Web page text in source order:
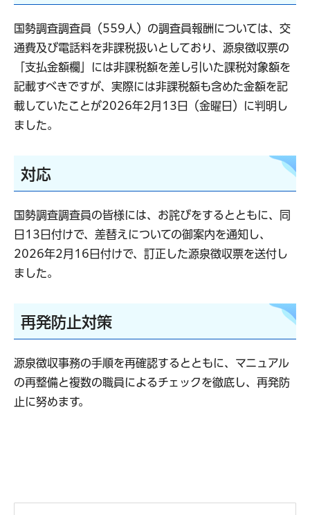
国勢調査調査員（559人）の調査員報酬については、交
通費及び電話料を非課税扱いとしており、源泉徴収票の
「支払金額欄」には非課税額を差し引いた課税対象額を
記載すべきですが、実際には非課税額も含めた金額を記
載していたことが2026年2月13日（金曜日）に判明し
ました。
対応
国勢調査調査員の皆様には、お詫びをするとともに、同
日13日付けで、差替えについての御案内を通知し、
2026年2月16日付けで、訂正した源泉徴収票を送付し
ました。
再発防止対策
源泉徴収事務の手順を再確認するとともに、マニュアル
の再整備と複数の職員によるチェックを徹底し、再発防
止に努めます。